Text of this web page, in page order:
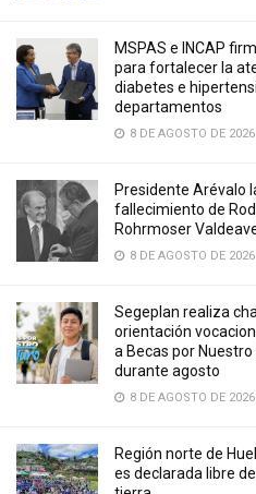
MSPAS e INCAP
para fortalecer la
diabetes e
departamentos
8 DE AGOSTO DE 2026
Presidente Arévalo
fallecimiento de
Rohrmoser
8 DE AGOSTO DE 2026
Segeplan realiza
orientación
a Becas por Nuestro
durante agosto
8 DE AGOSTO DE 2026
Región norte de
es declarada libre